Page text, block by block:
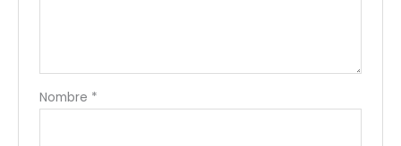
Nombre *